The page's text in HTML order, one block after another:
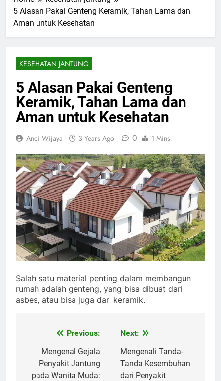
5 Alasan Pakai Genteng Keramik, Tahan Lama dan
Aman untuk Kesehatan
KESEHATAN JANTUNG
5 Alasan Pakai Genteng
Keramik, Tahan Lama dan
Aman untuk Kesehatan
Andi Wijaya 3 Years Ago 0 1 Mins
Salah satu material penting dalam membangun
rumah adalah genteng, yang bisa dibuat dari
asbes, atau bisa juga dari keramik.
navigation
Previous:
Mengenal Gejala
Penyakit Jantung
pada Wanita Muda:
Next:
Mengenali Tanda-
Tanda Kesembuhan
dari Penyakit